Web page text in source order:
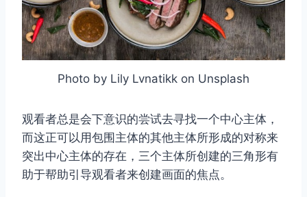
Photo by Lily Lvnatikk on Unsplash
观看者总是会下意识的尝试去寻找一个中心主体，
而这正可以用包围主体的其他主体所形成的对称来
突出中心主体的存在，三个主体所创建的三角形有
助于帮助引导观看者来创建画面的焦点。